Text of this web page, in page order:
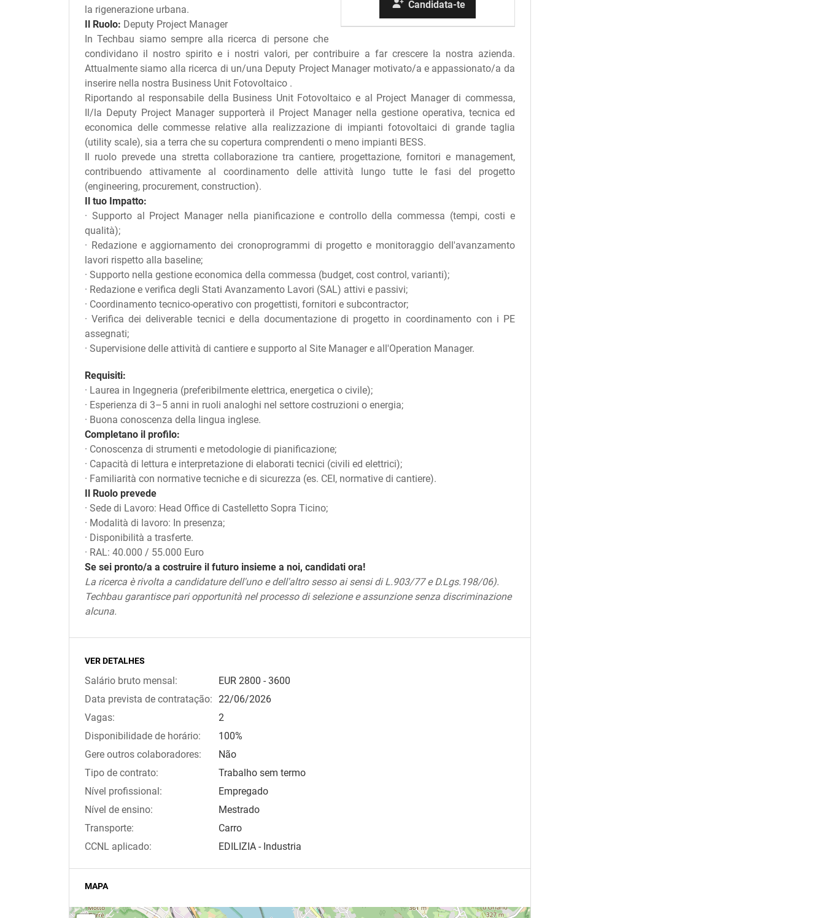
Candidata-te
la rigenerazione urbana.
Il Ruolo: Deputy Project Manager
In Techbau siamo sempre alla ricerca di persone che
condividano il nostro spirito e i nostri valori, per contribuire a far crescere la nostra azienda.
Attualmente siamo alla ricerca di un/una Deputy Project Manager motivato/a e appassionato/a da
inserire nella nostra Business Unit Fotovoltaico .
Riportando al responsabile della Business Unit Fotovoltaico e al Project Manager di commessa,
Il/la Deputy Project Manager supporterà il Project Manager nella gestione operativa, tecnica ed
economica delle commesse relative alla realizzazione di impianti fotovoltaici di grande taglia
(utility scale), sia a terra che su copertura comprendenti o meno impianti BESS.
Il ruolo prevede una stretta collaborazione tra cantiere, progettazione, fornitori e management,
contribuendo attivamente al coordinamento delle attività lungo tutte le fasi del progetto
(engineering, procurement, construction).
Il tuo Impatto:
· Supporto al Project Manager nella pianificazione e controllo della commessa (tempi, costi e
qualità);
· Redazione e aggiornamento dei cronoprogrammi di progetto e monitoraggio dell'avanzamento
lavori rispetto alla baseline;
· Supporto nella gestione economica della commessa (budget, cost control, varianti);
· Redazione e verifica degli Stati Avanzamento Lavori (SAL) attivi e passivi;
· Coordinamento tecnico-operativo con progettisti, fornitori e subcontractor;
· Verifica dei deliverable tecnici e della documentazione di progetto in coordinamento con i PE
assegnati;
· Supervisione delle attività di cantiere e supporto al Site Manager e all'Operation Manager.
Requisiti:
· Laurea in Ingegneria (preferibilmente elettrica, energetica o civile);
· Esperienza di 3–5 anni in ruoli analoghi nel settore costruzioni o energia;
· Buona conoscenza della lingua inglese.
Completano il profilo:
· Conoscenza di strumenti e metodologie di pianificazione;
· Capacità di lettura e interpretazione di elaborati tecnici (civili ed elettrici);
· Familiarità con normative tecniche e di sicurezza (es. CEI, normative di cantiere).
Il Ruolo prevede
· Sede di Lavoro: Head Office di Castelletto Sopra Ticino;
· Modalità di lavoro: In presenza;
· Disponibilità a trasferte.
· RAL: 40.000 / 55.000 Euro
Se sei pronto/a a costruire il futuro insieme a noi, candidati ora!
La ricerca è rivolta a candidature dell'uno e dell'altro sesso ai sensi di L.903/77 e D.Lgs.198/06).
Techbau garantisce pari opportunità nel processo di selezione e assunzione senza discriminazione
alcuna.
VER DETALHES
Salário bruto mensal: EUR 2800 - 3600
Data prevista de contratação: 22/06/2026
Vagas:
2
Disponibilidade de horário:
100%
Gere outros colaboradores:
Não
Tipo de contrato:
Trabalho sem termo
Nível profissional:
Empregado
Nível de ensino:
Mestrado
Transporte:
Carro
CCNL aplicado:
EDILIZIA - Industria
MAPA